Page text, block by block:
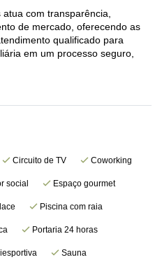
atua com transparência,
de mercado, oferecendo as
qualificado para
em um processo seguro,
Circuito de TV Coworking
social Espaço gourmet
Piscina com raia
Portaria 24 horas
Sauna